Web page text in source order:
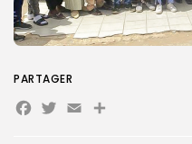
for:
PARTAGER
Facebook
Twitter
EmailPartager